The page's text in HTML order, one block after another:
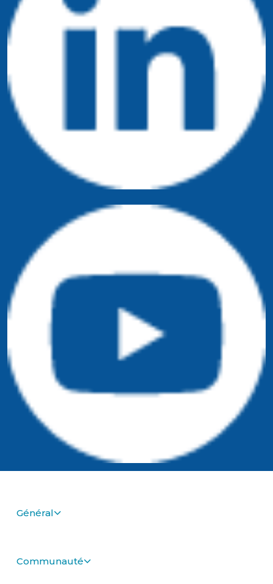
Général
Communauté